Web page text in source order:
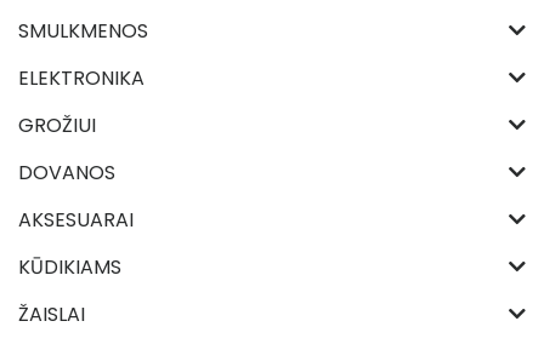
SMULKMENOS
ELEKTRONIKA
GROŽIUI
DOVANOS
AKSESUARAI
KŪDIKIAMS
ŽAISLAI